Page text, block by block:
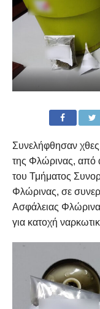
Συνελήφθησαν
της Φλώρινας, από
του Τμήματος
Φλώρινας, σε
Ασφάλειας
για κατοχή